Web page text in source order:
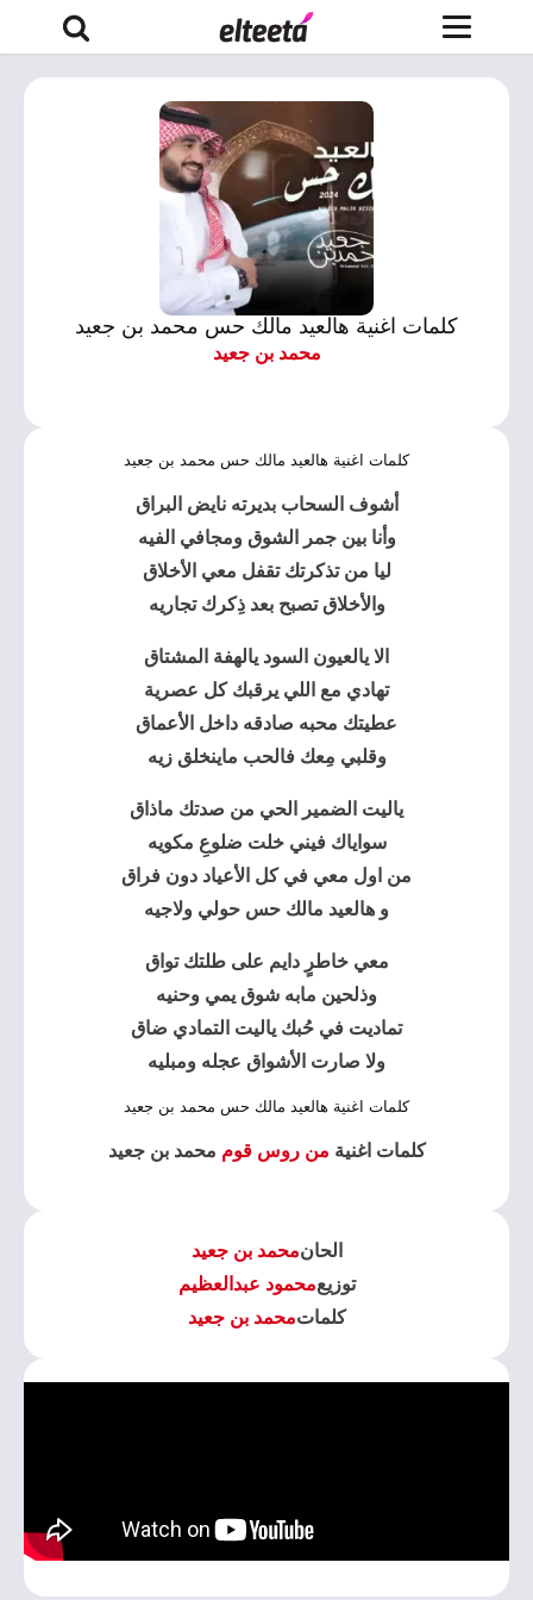
كلمات اغنية هالعيد مالك حس محمد بن جعيد
محمد بن جعيد
كلمات اغنية هالعيد مالك حس محمد بن جعيد
أشوف السحاب بديرته نايض البراق
وأنا بين جمر الشوق ومجافي الفيه
ليا من تذكرتك تقفل معي الأخلاق
والأخلاق تصبح بعد ذِكرك تجاريه
الا يالعيون السود يالهفة المشتاق
تهادي مع اللي يرقبك كل عصرية
عطيتك محبه صادقه داخل الأعماق
وقلبي مِعك فالحب ماينخلق زيه
ياليت الضمير الحي من صدتك ماذاق
سواياك فيني خلت ضلوعِ مكويه
من اول معي في كل الأعياد دون فراق
و هالعيد مالك حس حولي ولاجيه
معي خاطرٍ دايم على طلتك تواق
وذلحين مابه شوق يمي وحنيه
تماديت في حُبك ياليت التمادي ضاق
ولا صارت الأشواق عجله ومبليه
كلمات اغنية هالعيد مالك حس محمد بن جعيد
كلمات اغنية من روس قوم محمد بن جعيد
الحانمحمد بن جعيد
توزيعمحمود عبدالعظيم
كلماتمحمد بن جعيد